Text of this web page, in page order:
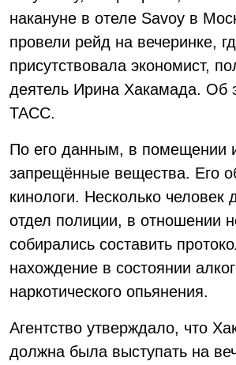
накануне в отеле Savoy в
провели рейд на вечеринке,
присутствовала экономист,
деятель Ирина Хакамада. Об
ТАСС.
По его данным, в помещении
запрещённые вещества. Его
кинологи. Несколько человек
отдел полиции, в отношении
собирались составить
нахождение в состоянии
наркотического опьянения.
Агентство утверждало, что
должна была выступать на